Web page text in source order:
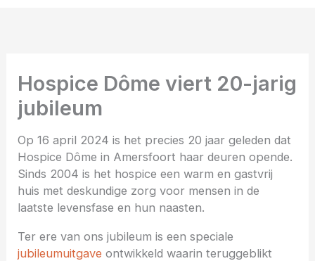
Hospice Dôme viert 20-jarig
jubileum
Op 16 april 2024 is het precies 20 jaar geleden dat
Hospice Dôme in Amersfoort haar deuren opende.
Sinds 2004 is het hospice een warm en gastvrij
huis met deskundige zorg voor mensen in de
laatste levensfase en hun naasten.
Ter ere van ons jubileum is een speciale
jubileumuitgave ontwikkeld waarin teruggeblikt